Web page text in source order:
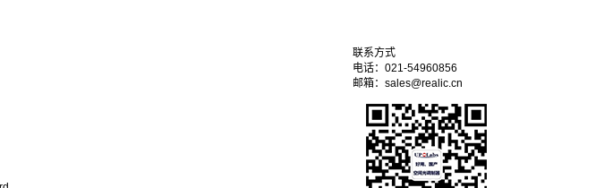
联系方式
电话：021-54960856
邮箱：sales@realic.cn